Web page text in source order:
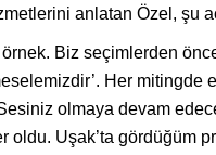
anlatan Özel, şu
Biz seçimlerden
Her mitingde
olmaya devam
oldu. Uşak’ta gördüğüm